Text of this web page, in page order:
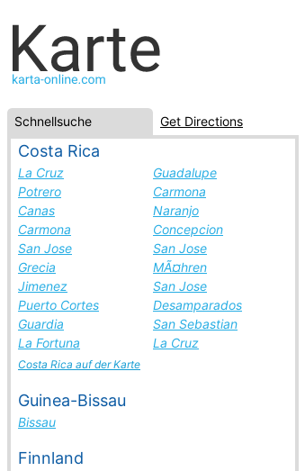
Schnellsuche Get Directions
Costa Rica
La Cruz
Guadalupe
Potrero
Carmona
Canas
Naranjo
Carmona
Concepcion
San Jose
San Jose
Grecia
MÃ¤hren
Jimenez
San Jose
Puerto Cortes
Desamparados
Guardia
San Sebastian
La Fortuna
La Cruz
Costa Rica auf der Karte
Guinea-Bissau
Bissau
Finnland